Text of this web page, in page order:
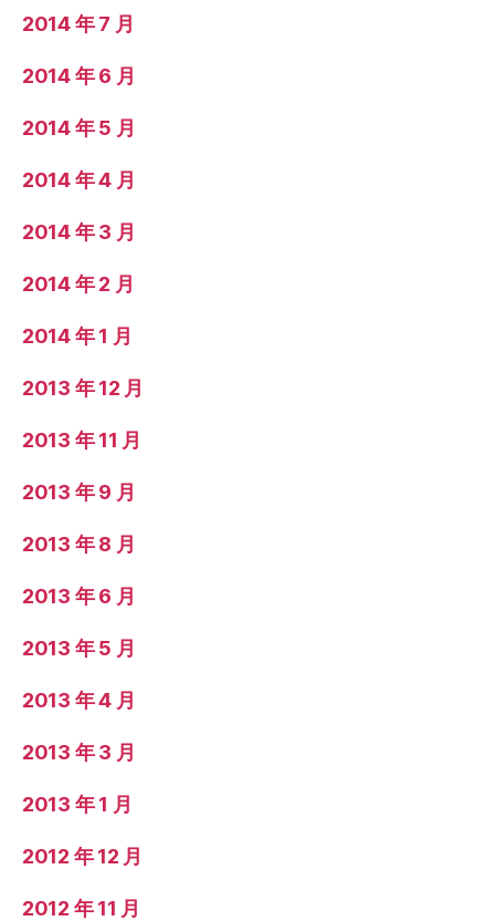
2014 年 7 月
2014 年 6 月
2014 年 5 月
2014 年 4 月
2014 年 3 月
2014 年 2 月
2014 年 1 月
2013 年 12 月
2013 年 11 月
2013 年 9 月
2013 年 8 月
2013 年 6 月
2013 年 5 月
2013 年 4 月
2013 年 3 月
2013 年 1 月
2012 年 12 月
2012 年 11 月